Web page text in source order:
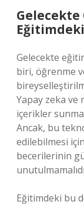
Gelecekte
biri, öğrenme
Yapay zeka ve
içerikler
Ancak, bu
edilebilmesi
becerilerinin
Eğitimdeki bu